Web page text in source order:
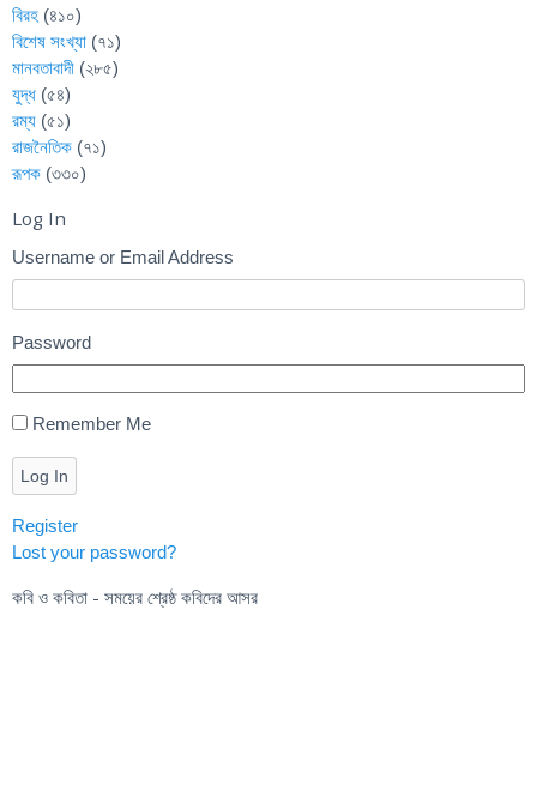
বিরহ (৪১০)
বিশেষ সংখ্যা (৭১)
মানবতাবাদী (২৮৫)
যুদ্ধ (৫৪)
রম্য (৫১)
রাজনৈতিক (৭১)
রূপক (৩৩০)
Log In
Username or Email Address
Password
Remember Me
Log In
Register
Lost your password?
কবি ও কবিতা - সময়ের শ্রেষ্ঠ কবিদের আসর